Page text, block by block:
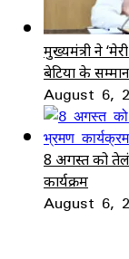
मुख्यमंत्री ने
बेटियों के
August 6,
8 अगस्त को
कार्यक्रम
August 6,